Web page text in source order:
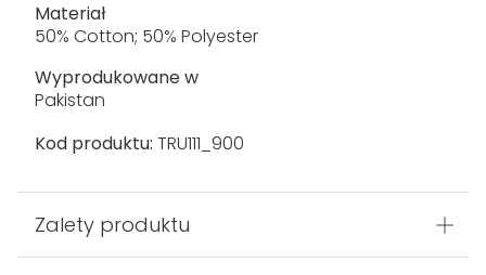
Materiał
50% Cotton; 50% Polyester
Wyprodukowane w
Pakistan
Kod produktu: TRU111_900
Zalety produktu